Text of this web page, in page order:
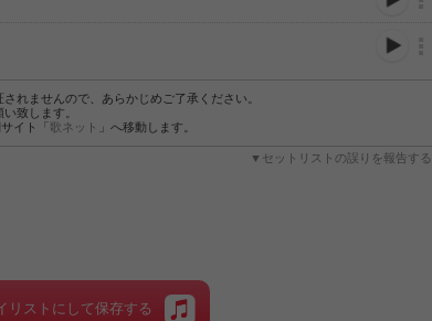
れませんので、あらかじめご了承ください。
致します。
イト「歌ネット 」へ移動します。
▼セットリストの誤りを報告する
リストにして保存する